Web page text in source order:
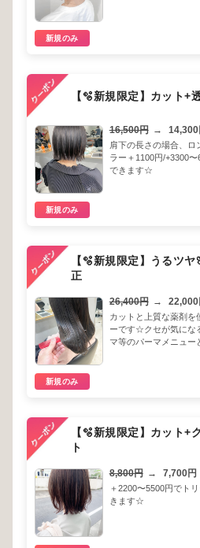
新規のみ
【🫧新規限定】カット
16,500円 → 14,300
肩下の長さの場合、ロ
ラー＋1100円/+3300
できます☆
新規のみ
【🫧新規限定】うるツ
正
26,400円 → 22,000
カットと上質な薬剤を
ーです☆クセが気にな
マ等のパーマメニュー
新規のみ
【🫧新規限定】カット+
ト
8,800円 → 7,700円
＋2200〜5500円でト
きます☆